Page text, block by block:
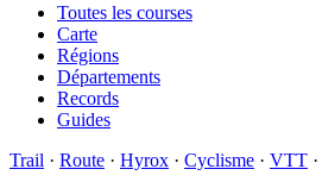
Toutes les courses
Carte
Régions
Départements
Records
Guides
Trail · Route · Hyrox · Cyclisme · VTT ·